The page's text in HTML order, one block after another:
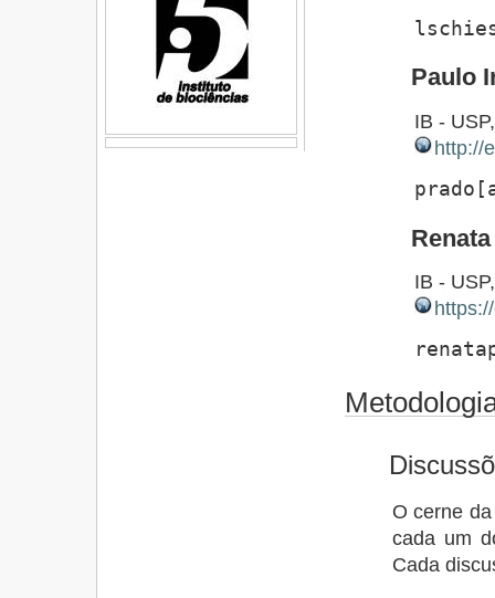
Paulo
IB -
http://
IB -
O cerne
cada um
Cada